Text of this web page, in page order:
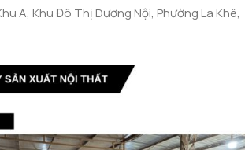
A, Khu Đô Thị Dương Nội, Phường La Khê,